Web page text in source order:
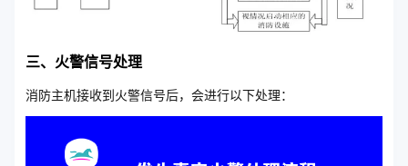
三、火警信号处理
消防主机接收到火警信号后，会进行以下处理：